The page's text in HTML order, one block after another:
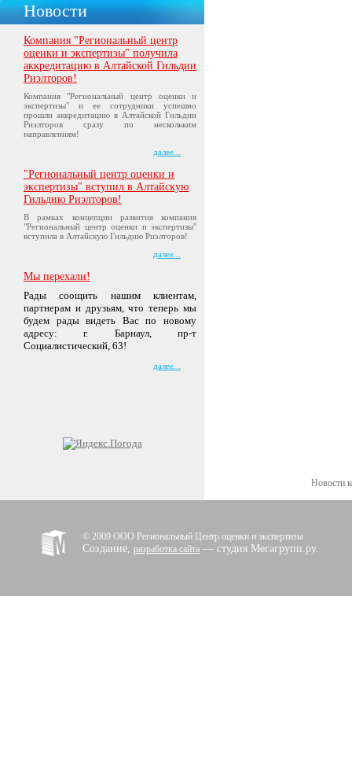
Новости
Компания "Региональный центр
оценки и экспертизы" получила
аккредитацию в Алтайской Гильдии
Риэлторов!
Компания "Региональный центр оценки и
экспертизы" и ее сотрудники успешно
прошли аккредитацию в Алтайской Гильдии
Риэлторов сразу по нескольким
направлениям!
далее...
"Региональный центр оценки и
экспертизы" вступил в Алтайскую
Гильдию Риэлторов!
В рамках концепции развития компания
"Региональный центр оценки и экспертизы"
вступила в Алтайскую Гильдию Риэлторов!
далее...
Мы перехали!
Рады соощить нашим клиентам,
партнерам и друзьям, что теперь мы
будем рады видеть Вас по новому
адресу: г. Барнаул, пр-т
Социалистический, 63!
далее...
Новости
© 2009 ООО Региональный Центр оценки и экспертизы
Создание, разработка сайта — студия Мегагрупп.ру.